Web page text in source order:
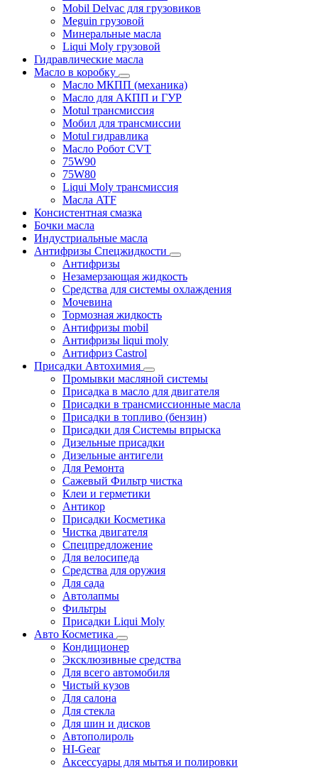
Mobil Delvac для грузовиков
Meguin грузовой
Минеральные масла
Liqui Moly грузовой
Гидравлические масла
Масло в коробку
Масло МКПП (механика)
Масло для АКПП и ГУР
Motul трансмиссия
Мобил для трансмиссии
Motul гидравлика
Масло Робот CVT
75W90
75W80
Liqui Moly трансмиссия
Масла ATF
Консистентная смазка
Бочки масла
Индустриальные масла
Антифризы Спецжидкости
Антифризы
Незамерзающая жидкость
Средства для системы охлаждения
Мочевина
Тормозная жидкость
Антифризы mobil
Антифризы liqui moly
Антифриз Castrol
Присадки Автохимия
Промывки масляной системы
Присадка в масло для двигателя
Присадки в трансмиссионные масла
Присадки в топливо (бензин)
Присадки для Системы впрыска
Дизельные присадки
Дизельные антигели
Для Ремонта
Сажевый Фильтр чистка
Клеи и герметики
Антикор
Присадки Косметика
Чистка двигателя
Спецпредложение
Для велосипеда
Средства для оружия
Для сада
Автолапмы
Фильтры
Присадки Liqui Moly
Авто Косметика
Кондиционер
Эксклюзивные средства
Для всего автомобиля
Чистый кузов
Для салона
Для стекла
Для шин и дисков
Автополироль
HI-Gear
Аксессуары для мытья и полировки